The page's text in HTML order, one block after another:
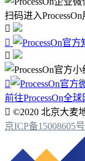
扫码进入




前往ProcessOn全
 ©2020 北京大麦
京ICP备15008605号